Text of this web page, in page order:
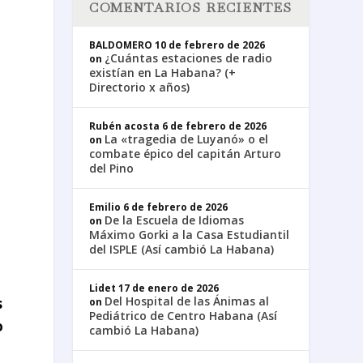
COMENTARIOS RECIENTES
BALDOMERO 10 de febrero de 2026
on ¿Cuántas estaciones de radio
existían en La Habana? (+
Directorio x años)
Rubén acosta 6 de febrero de 2026
on La «tragedia de Luyanó» o el
combate épico del capitán Arturo
del Pino
Emilio 6 de febrero de 2026
on De la Escuela de Idiomas
Máximo Gorki a la Casa Estudiantil
del ISPLE (Así cambió La Habana)
Lidet 17 de enero de 2026
on Del Hospital de las Ánimas al
Pediátrico de Centro Habana (Así
cambió La Habana)